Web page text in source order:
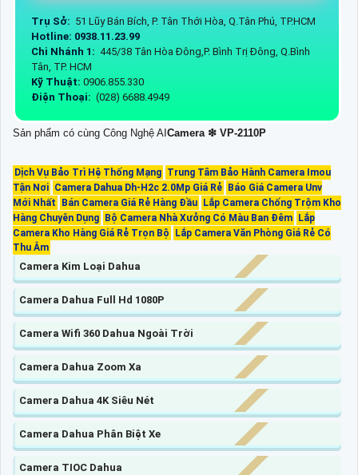
Trụ Sở: 51 Lũy Bán Bích, P. Tân Thới Hòa, Q.Tân Phú, TP.HCM
Hotline: 0938.11.23.99
Chi Nhánh 1: 445/38 Tân Hòa Đông,P. Bình Trị Đông, Q.Bình
Tân, TP. HCM
Kỹ Thuật: 0906.855.330
Điện Thoại: (028) 6688.4949
Sản phẩm có cùng Công Nghệ AI Camera ❇ VP-2110P
Dịch Vụ Bảo Trì Hệ Thống Mạng Trung Tâm Bảo Hành Camera Imou
Tận Nơi Camera Dahua Dh-H2c 2.0Mp Giá Rẻ
Báo Giá Camera Unv
Mới Nhất
Bán Camera Giá Rẻ Hàng Đầu
Lắp Camera Chống Trộm Kho
Hàng Chuyên Dụng
Bộ Camera Nhà Xưởng Có Màu Ban Đêm
Lắp
Camera Kho Hàng Giá Rẻ Trọn Bộ
Lắp Camera Văn Phòng Giá Rẻ Có
Thu Âm
Camera Kim Loại Dahua
Camera Dahua Full Hd 1080P
Camera Wifi 360 Dahua Ngoài Trời
Camera Dahua Zoom Xa
Camera Dahua 4K Siêu Nét
Camera Dahua Phân Biệt Xe
Camera TIOC Dahua